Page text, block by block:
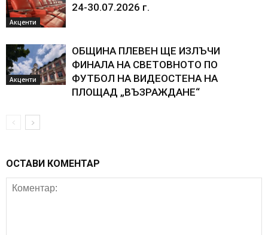
Акценти
24-30.07.2026 г.
Акценти
ОБЩИНА ПЛЕВЕН ЩЕ ИЗЛЪЧИ
ФИНАЛА НА СВЕТОВНОТО ПО
ФУТБОЛ НА ВИДЕОСТЕНА НА
ПЛОЩАД „ВЪЗРАЖДАНЕ“
ОСТАВИ КОМЕНТАР